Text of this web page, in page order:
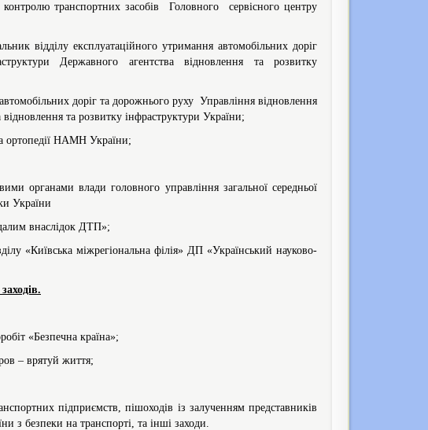
контролю транспортних засобів Головного сервісного центру
відділу експлуатаційного утримання автомобільних доріг
Державного агентства відновлення та розвитку
доріг та дорожнього руху Управління відновлення
та розвитку інфраструктури України;
ортопедії НАМН України;
органами влади головного управління загальної середньої
України
внаслідок ДТП»;
«Київська міжрегіональна філія» ДП «Український науково-
«Безпечна країна»;
– врятуй життя;
підприємств, пішоходів із залученням представників
з безпеки на транспорті, та інші заходи.